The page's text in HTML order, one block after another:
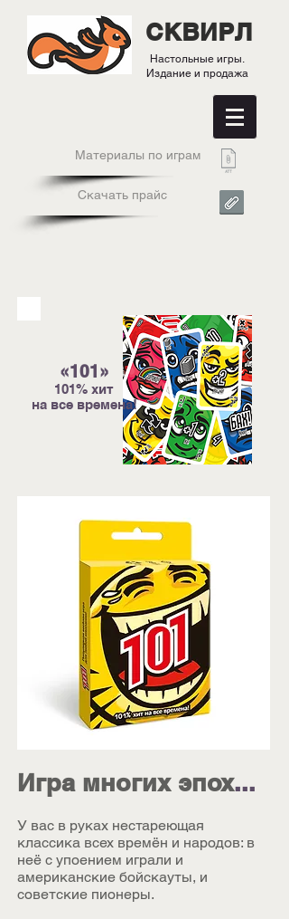
Настольные игры.
Издание и продажа
СКВИРЛ
Материалы по играм
Скачать прайс
«101»
101% хит
на все времена!
Игра многих эпох...
У вас в руках нестареющая
классика всех времён и народов: в
неё с упоением играли и
американские бойскауты, и
советские пионеры.